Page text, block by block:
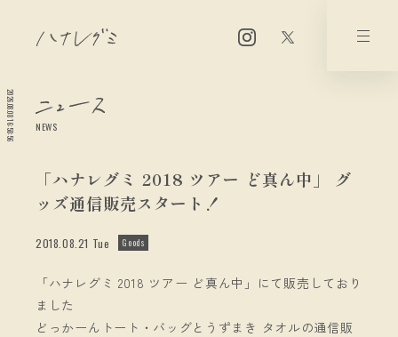
2026.08.08 16:58:56 NEWS
「ハナレグミ 2018 ツアー ど真ん中」 グ
ッズ通信販売スタート！
2018.08.21 Tue Goods
「ハナレグミ 2018 ツアー ど真ん中」にて販売しており
ました
どっかーんトート・バッグとうずまき タオルの通信販